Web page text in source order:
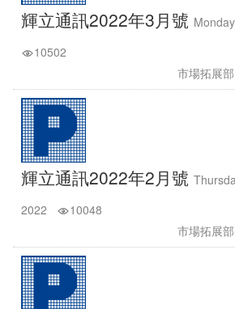
輝立通訊2022年3月號
10502
市場拓展
輝立通訊2022年2月號
2022
10048
市場拓展